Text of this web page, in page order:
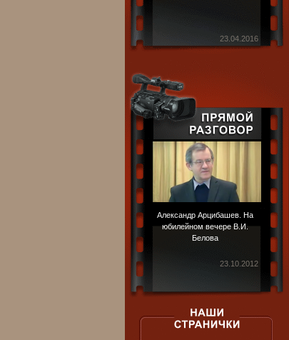
23.04.2016
Александр Арцибашев. На
юбилейном вечере В.И.
Белова
23.10.2012